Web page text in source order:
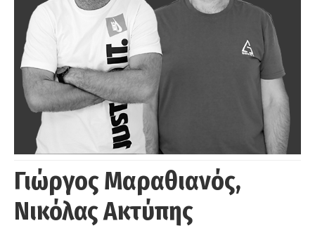
Γιώργος Μαραθιανός,
Νικόλας Ακτύπης